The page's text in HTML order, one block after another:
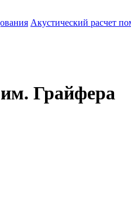
Акустический расчет
Грайфера